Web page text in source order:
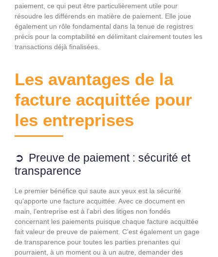
paiement, ce qui peut être particulièrement utile pour
résoudre les différends en matière de paiement. Elle joue
également un rôle fondamental dans la tenue de registres
précis pour la comptabilité en délimitant clairement toutes les
transactions déjà finalisées.
Les avantages de la
facture acquittée pour
les entreprises
Preuve de paiement : sécurité et
transparence
Le premier bénéfice qui saute aux yeux est la sécurité
qu’apporte une facture acquittée. Avec ce document en
main, l’entreprise est à l’abri des litiges non fondés
concernant les paiements puisque chaque facture acquittée
fait valeur de preuve de paiement. C’est également un gage
de transparence pour toutes les parties prenantes qui
pourraient, à un moment ou à un autre, demander des